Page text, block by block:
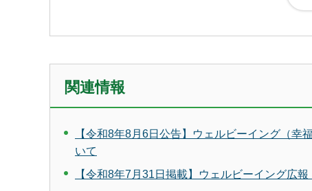
関連情報
【令和8年8月6日公告】ウェルビーイング（
いて
【令和8年7月31日掲載】ウェルビーイング広